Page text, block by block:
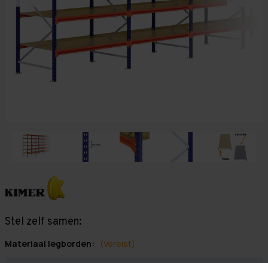
Stel zelf samen:
Materiaal legborden: (Vereist)